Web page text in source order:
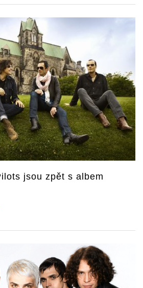
jsou zpět s albem